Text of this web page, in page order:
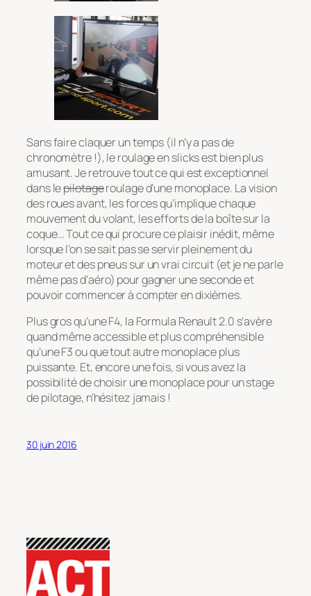
Sans faire claquer un temps (il n’y a pas de
chronomètre !), le roulage en slicks est bien plus
amusant. Je retrouve tout ce qui est exceptionnel
dans lepilotageroulage d’une monoplace. La vision
des roues avant, les forces qu’implique chaque
mouvement du volant, les efforts de la boîte sur la
coque… Tout ce qui procure ce plaisir inédit, même
lorsque l’on se sait pas se servir pleinement du
moteur et des pneus sur un vrai circuit (et je ne parle
même pas d’aéro) pour gagner une seconde et
pouvoir commencer à compter en dixièmes.
Plus gros qu’une F4, la Formula Renault 2.0 s’avère
quand même accessible et plus compréhensible
qu’une F3 ou que tout autre monoplace plus
puissante. Et, encore une fois, si vous avez la
possibilité de choisir une monoplace pour un stage
de pilotage, n’hésitez jamais !
30 juin 2016